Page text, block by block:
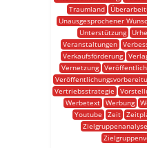
Traumland
Unausgesprochener
Unterstützung
Veranstaltungen
Verkaufsförderung
Vernetzung
Vertriebsstrategie
Werbetext
Werbung
Youtube
Zeit
Zielgruppenanalyse